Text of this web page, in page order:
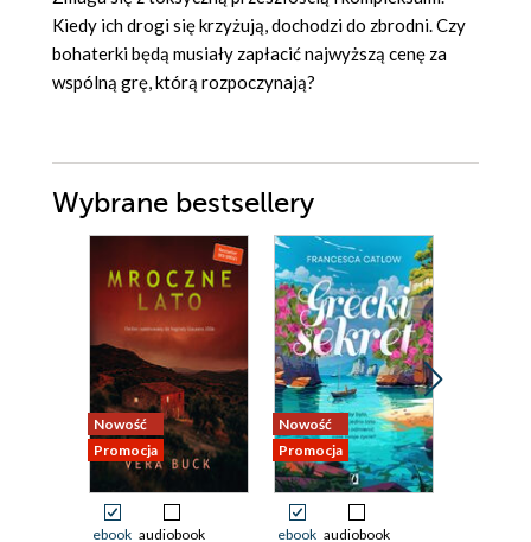
Kiedy ich drogi się krzyżują, dochodzi do zbrodni. Czy
bohaterki będą musiały zapłacić najwyższą cenę za
wspólną grę, którą rozpoczynają?
Wybrane bestsellery
Nowość
Promocja
ebook audiobook
Nowość
Promocja
ebook audiobook